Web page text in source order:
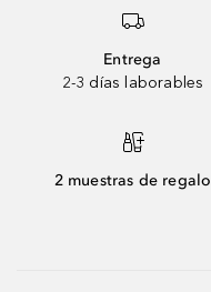
Entrega
2-3 días laborables
2 muestras de regalo